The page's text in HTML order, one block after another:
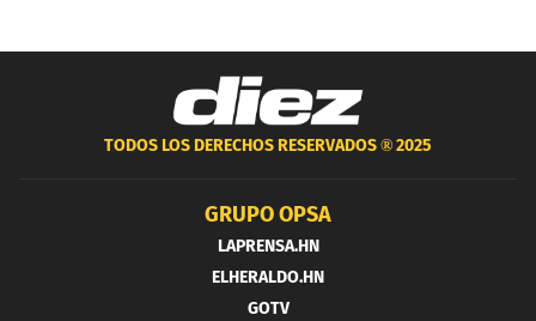
TODOS LOS DERECHOS RESERVADOS ®2025
GRUPO OPSA
LAPRENSA.HN
ELHERALDO.HN
GOTV